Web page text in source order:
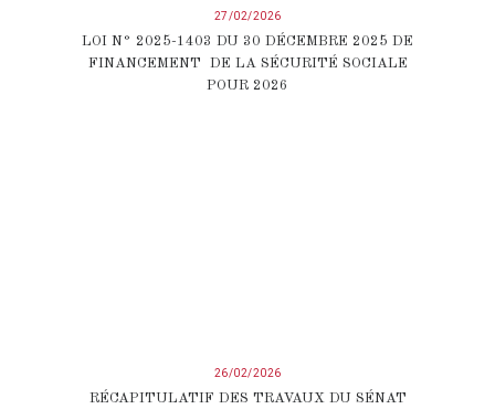
27/02/2026
LOI N° 2025-1403 DU 30 DÉCEMBRE 2025 DE
FINANCEMENT DE LA SÉCURITÉ SOCIALE
POUR 2026
26/02/2026
RÉCAPITULATIF DES TRAVAUX DU SÉNAT